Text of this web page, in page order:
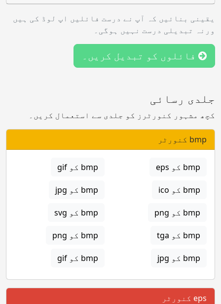
یقینی بنائیں کہ آپ نے درست فائلیں اپ لوڈ کی ہیں
ورنہ تبدیلی درست نہیں ہوگی۔
فائلوں کو تبدیل کریں۔
جلدی رسائی
کچھ مشہور کنورٹرز کو جلدی سے استعمال کریں۔
bmp کنورٹر
bmp کو eps bmp کو gif
bmp کو ico bmp کو jpg
bmp کو png bmp کو svg
bmp کو tga bmp کو png
bmp کو jpg bmp کو gif
eps کنورٹر